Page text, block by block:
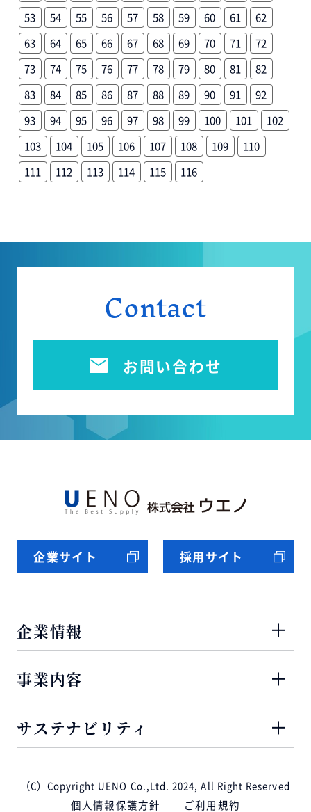
53
54 55 56 57 58 59 60 61
62
63
64 65 66 67 68 69 70 71
72
73
74 75 76 77 78 79 80 81
82
83
84 85 86 87 88 89 90 91
92
93
94 95 96 97 98 99 100 101
102
103
104 105 106 107 108 109
110
111
112 113 114 115 116
Contact
お問い合わせ
企業サイト 採用サイト
企業情報
事業内容
サステナビリティ
（C）Copyright UENO Co.,Ltd. 2024, All Right Reserved
個人情報保護方針 ご利用規約